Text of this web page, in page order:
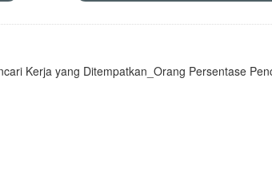
Kerja yang Ditempatkan_Orang Persentase